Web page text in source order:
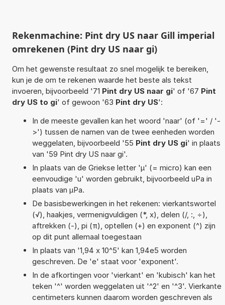
Rekenmachine: Pint dry US naar Gill imperial
omrekenen (Pint dry US naar gi)
Om het gewenste resultaat zo snel mogelijk te bereiken,
kun je de om te rekenen waarde het beste als tekst
invoeren, bijvoorbeeld '71 Pint dry US naar gi' of '67 Pint
dry US to gi' of gewoon '63 Pint dry US':
In de meeste gevallen kan het woord 'naar' (of '=' / '-
>') tussen de namen van de twee eenheden worden
weggelaten, bijvoorbeeld '55 Pint dry US gi' in plaats
van '59 Pint dry US naar gi'.
In plaats van de Griekse letter 'µ' (= micro) kan een
eenvoudige 'u' worden gebruikt, bijvoorbeeld uPa in
plaats van µPa.
De basisbewerkingen in het rekenen: vierkantswortel
(√), haakjes, vermenigvuldigen (*, x), delen (/, :, ÷),
aftrekken (-), pi (π), optellen (+) en exponent (^) zijn
op dit punt allemaal toegestaan
In plaats van '1,94 x 10^5' kan 1,94e5 worden
geschreven. De 'e' staat voor 'exponent'.
In de afkortingen voor 'vierkant' en 'kubisch' kan het
teken '^' worden weggelaten uit '^2' en '^3'. Vierkante
centimeters kunnen daarom worden geschreven als